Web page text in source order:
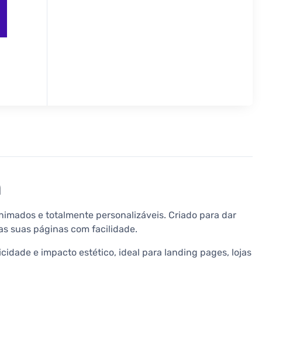
e totalmente personalizáveis. Criado para dar
suas páginas com facilidade.
e impacto estético, ideal para landing pages, lojas